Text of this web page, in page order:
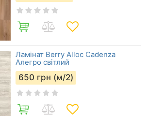
Ламінат Berry Alloc Cadenza
Алегро світлий
650 грн (м/2)